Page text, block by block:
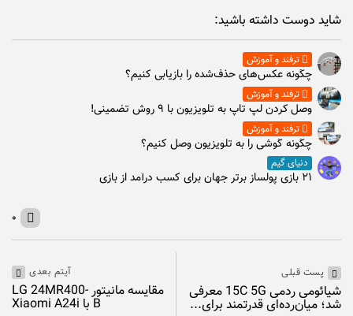
شاید دوست داشته باشید:
ترفند و آموزش
چگونه عکس‌های حذف‌شده را بازیابی کنیم؟
ترفند و آموزش
وصل كردن لپ تاپ به تلويزيون با ۹ روش تضمینی!
ترفند و آموزش
چگونه گوشی را به تلویزیون وصل کنیم؟
دنیای گیم
۲۱ بازی پولساز برتر جهان برای کسب درآمد از بازی
۰
پست قبلی
شیائومی ردمی 15C 5G معرفی
شد؛ میان‌رده‌ای قدرتمند برای...
آیتم بعدی
مقایسه مانیتور LG 24MR400-
B با Xiaomi A24i